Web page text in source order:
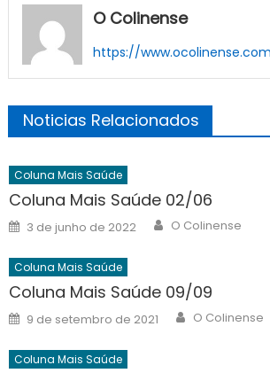
O Colinense
https://
Noticias Relacionados
Coluna Mais Saúde
Coluna Mais Saúde 02/06
Posted
on
3 de junho de 2022 Author
O Colinense
Coluna Mais Saúde
Coluna Mais Saúde 09/09
Posted
on
9 de setembro de 2021 Author
O Colinense
Coluna Mais Saúde